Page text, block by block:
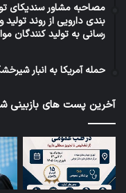
مصاحبه مشاور سندیکای
بندی دارویی از روند
رسانی به تولید کنندگان
حمله آمریکا به انبار
آخرین پست های بازبینی